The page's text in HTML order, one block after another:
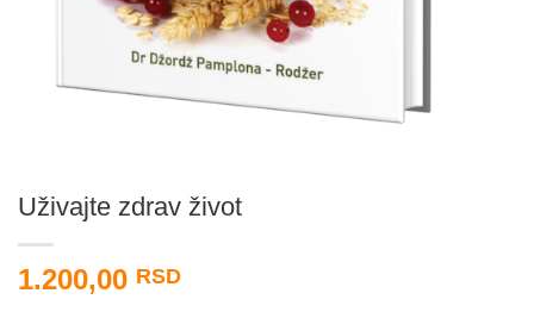
Uživajte zdrav život
1.200,00 RSD